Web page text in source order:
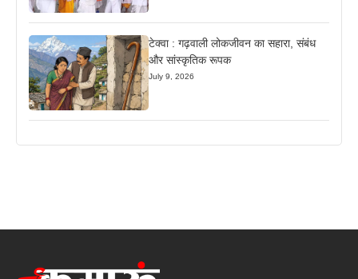
टेक्वा : गढ़वाली लोकजीवन का सहारा, संबंध
और सांस्कृतिक रूपक
July 9, 2026